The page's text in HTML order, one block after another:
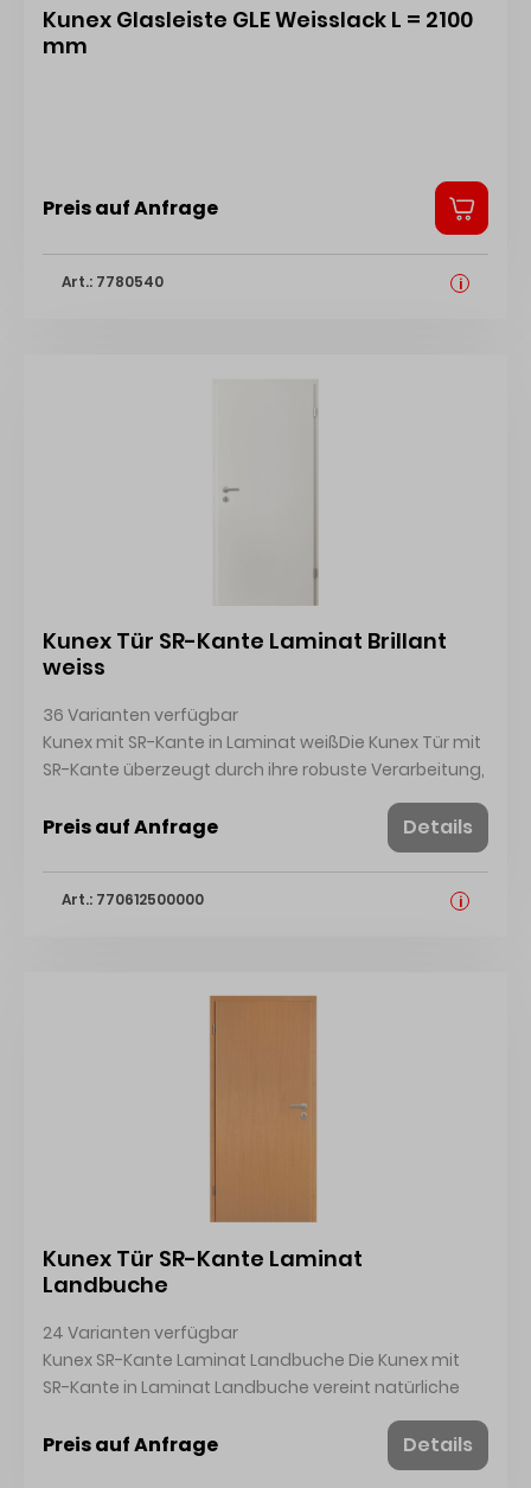
Kunex Glasleiste GLE Weisslack L = 2100
mm
Preis auf Anfrage
Art.: 7780540 i
Kunex Tür SR-Kante Laminat Brillant
weiss
36 Varianten verfügbar
Kunex mit SR-Kante in Laminat weißDie Kunex Tür mit
SR-Kante überzeugt durch ihre robuste Verarbeitung,
hochwertige Oberfläche und zeitloses Design. Mit
ihrer Röhrenspanplatte als Einlage bietet sie ein Plus
an Stabilität und Schallschutz ideal für den Einsatz in
Wohn- und Arbeitsbereichen mit gehobenen
Anforderungen an Funktion und Optik.Ihre Vorteile auf
Erscheinungsbild.·Montagefreundlich: Ausgestattet
Preis auf Anfrage Details
Art.: 770612500000 i
Kunex Tür SR-Kante Laminat
Landbuche
24 Varianten verfügbar
Kunex SR-Kante Laminat Landbuche Die Kunex mit
SR-Kante in Laminat Landbuche vereint natürliche
Preis auf Anfrage Details